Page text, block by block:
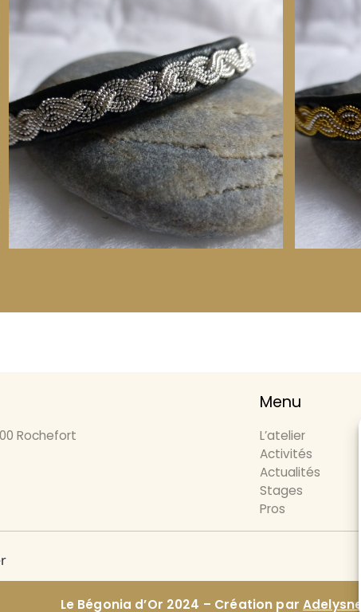
Rochefort
Menu
L’atelier
Activités
Actualités
Stages
Pros
Le Bégonia d’Or 2024 – Création parAdelysnet